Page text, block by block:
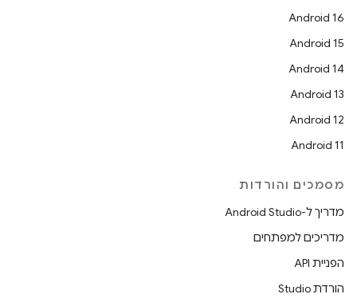
Android 16
Android 15
Android 14
Android 13
Android 12
Android 11
מסמכים והורדות
מדריך ל-Android Studio
מדריכים למפתחים
הפניית API
הורדת Studio